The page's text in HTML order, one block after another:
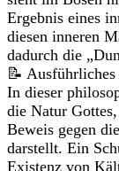
Ergebnis eines
diesen inneren
dadurch die
📝
In dieser
die Natur
Beweis gegen
darstellt. Ein
Existenz von